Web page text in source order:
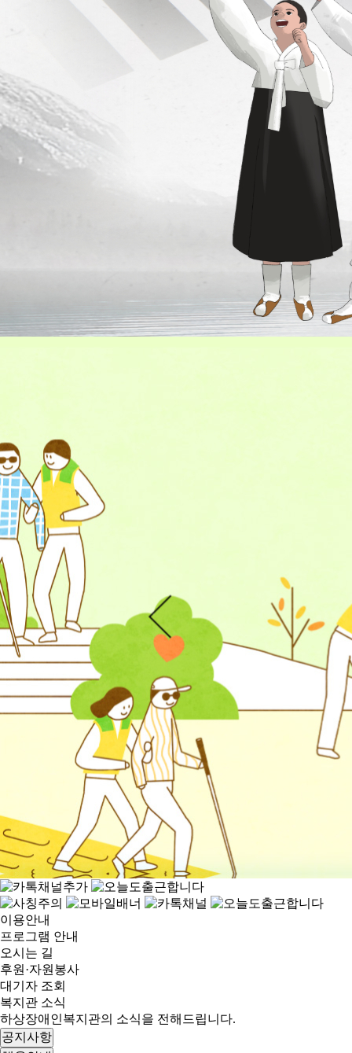
이용안내
프로그램 안내
오시는 길
후원·자원봉사
대기자 조회
복지관 소식
하상장애인복지관의 소식을 전해드립니다.
공지사항